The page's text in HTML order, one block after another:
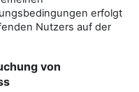
erfolgt
Nutzers auf der
von